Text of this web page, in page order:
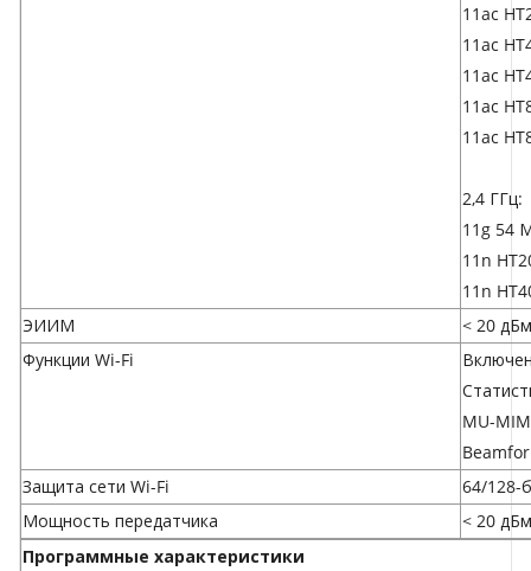
11ac
11ac
11ac
11ac
11ac
2,4 ГГц:
11g 54
11n
11n
ЭИИМ
< 20
Функции Wi-Fi
MU-
Защита сети Wi-Fi
64/128-
Мощность передатчика
< 20
Программные характеристики